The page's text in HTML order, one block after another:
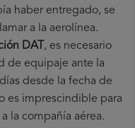
haber entregado, se
a la aerolínea.
DAT , es necesario
de equipaje ante la
desde la fecha de
es imprescindible para
la compañía aérea.